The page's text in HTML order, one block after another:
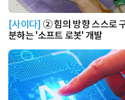
[사이다] ② 힘의 방향 스스로
분하는 '소프트 로봇' 개발